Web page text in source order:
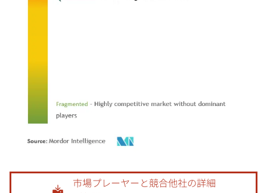
画像 © Mordor Intelligence。再利用にはCC BY 4.0の表示が必要です。